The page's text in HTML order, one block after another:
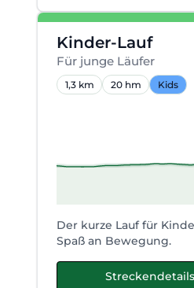
Kinder-Lauf
Für junge Läufer
1,3 km 20 hm Kids
Der kurze Lauf für
Spaß an Bewegung.